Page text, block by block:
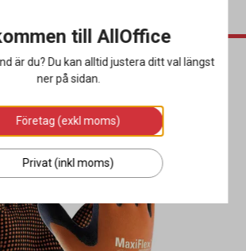
Miljöval
till AllOffice
är du? Du kan alltid justera ditt val längst
ner på sidan.
Företag (exkl moms)
Privat (inkl moms)